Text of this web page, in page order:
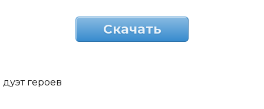
Скачать
дуэт героев